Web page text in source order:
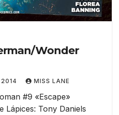
Wonder
2014 MISS LANE
#9 «Escape»
Lápices: Tony Daniels